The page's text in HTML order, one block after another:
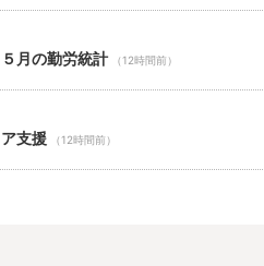
月の勤労統計 （12時間前）
支援 （12時間前）